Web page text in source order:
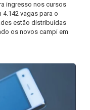
ingresso nos cursos
vagas para o
estão distribuídas
os novos campi em